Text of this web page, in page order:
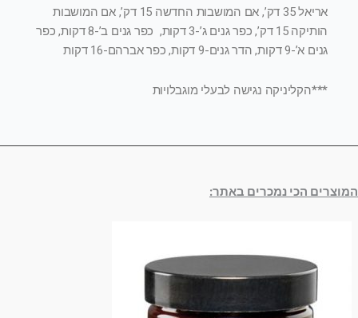
אריאל 35 דק’, אם המושבות החדשה 15 דק’, אם המושבות
הותיקה 15 דק’, כפר גנים ג’-3 דקות, כפר גנים ב’-8 דקות, כפר
גנים א’-9 דקות, הדר גנים-9 דקות, כפר אברהם-16 דקות
***הקליניקה נגישה לבעלי מוגבלויות
המוצרים הכי נמכרים באתר: